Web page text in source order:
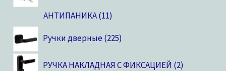
АНТИПАНИКА 11
Ручки дверные 225
РУЧКА НАКЛАДНАЯ С ФИКСАЦИЕЙ 2